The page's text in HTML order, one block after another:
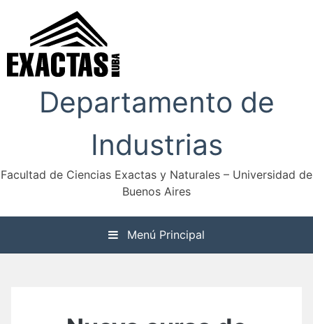
contenido
Departamento de
Industrias
Facultad de Ciencias Exactas y Naturales – Universidad de
Buenos Aires
Menú Principal